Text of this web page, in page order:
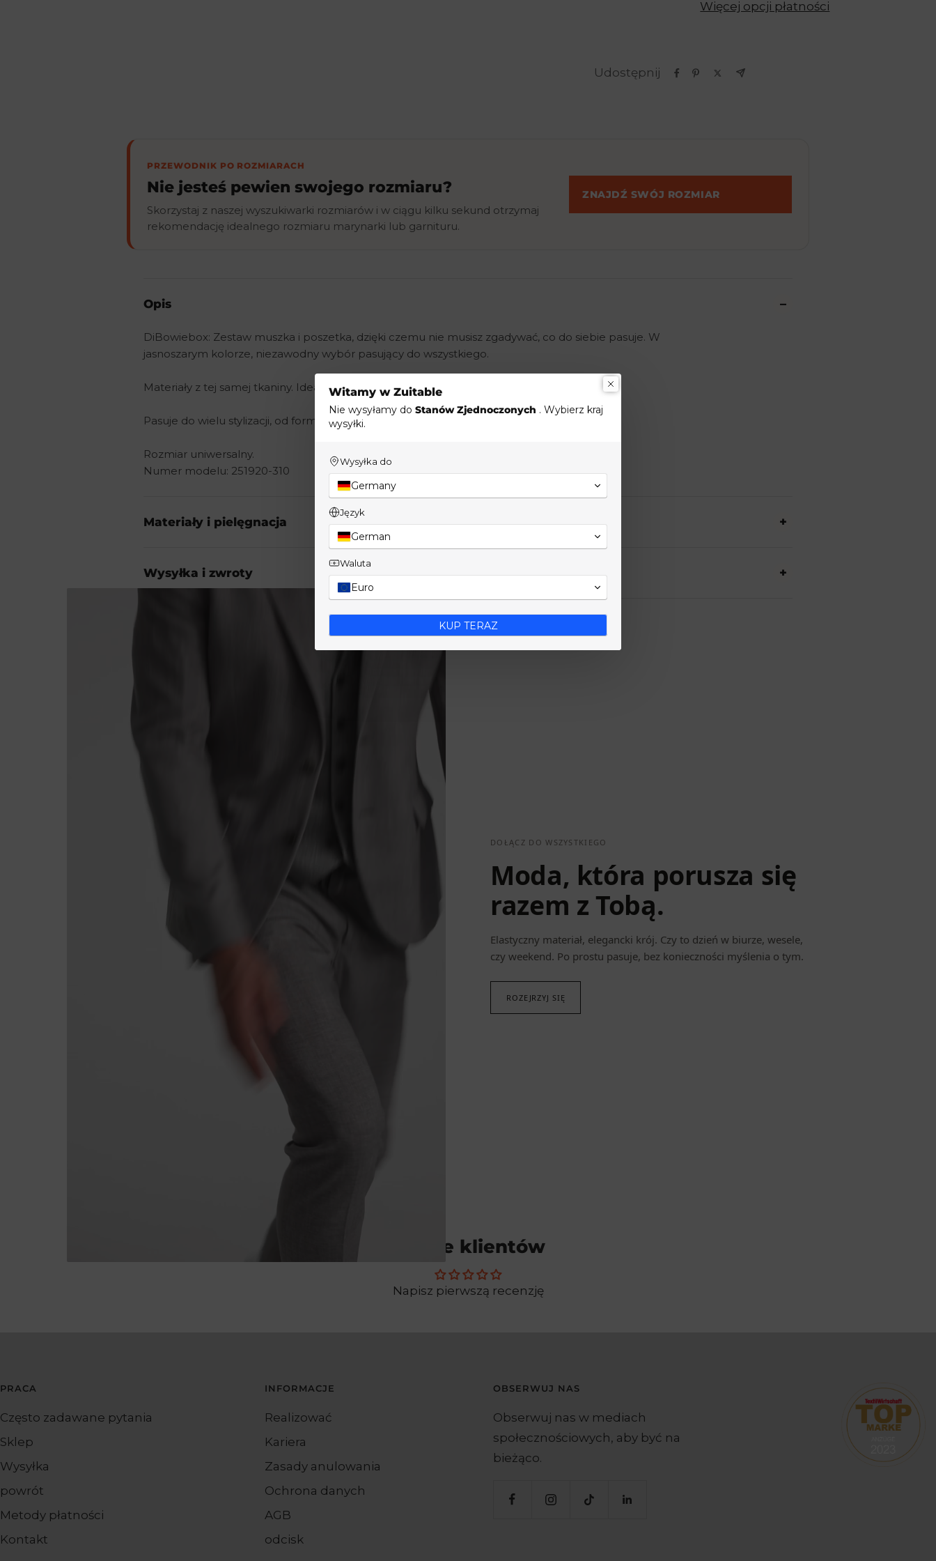
Więcej opcji płatności
Udostępnij
PRZEWODNIK PO ROZMIARACH
Nie jesteś pewien swojego rozmiaru?
Skorzystaj z naszej wyszukiwarki rozmiarów i w ciągu kilku sekund otrzymaj
rekomendację idealnego rozmiaru marynarki lub garnituru.
ZNAJDŹ SWÓJ ROZMIAR
Opis
DiBowiebox: Zestaw muszka i poszetka, dzięki czemu nie musisz zgadywać, co do siebie pasuje. W
jasnoszarym kolorze, niezawodny wybór pasujący do wszystkiego.
Materiały z tej samej tkaniny. Idealnie dopasowane kolorystycznie.
Pasuje do wielu stylizacji, od formalnych po codzienne.
Rozmiar uniwersalny.
Numer modelu: 251920-310
Materiały i pielęgnacja
Wysyłka i zwroty
DOŁĄCZ DO WSZYSTKIEGO
Moda, która porusza się
razem z Tobą.
Elastyczny materiał, elegancki krój. Czy to dzień w biurze, wesele,
czy weekend. Po prostu pasuje, bez konieczności myślenia o tym.
ROZEJRZYJ SIĘ
Opinie klientów
Napisz pierwszą recenzję
PRACA
Często zadawane pytania
Sklep
Wysyłka
powrót
Metody płatności
Kontakt
INFORMACJE
Realizować
Kariera
Zasady anulowania
Ochrona danych
AGB
odcisk
OBSERWUJ NAS
Obserwuj nas w mediach
społecznościowych, aby być na
bieżąco.
Witamy w Zuitable
Nie wysyłamy do Stanów Zjednoczonych . Wybierz kraj
wysyłki.
Wysyłka do
Germany
Język
German
Waluta
Euro
KUP TERAZ